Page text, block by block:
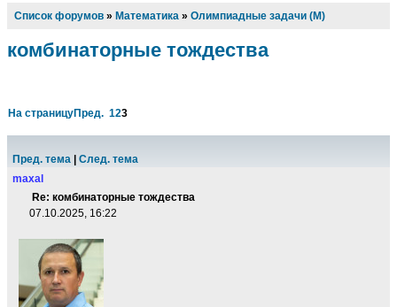
Список форумов » Математика » Олимпиадные задачи (М)
комбинаторные тождества
На страницуПред. 123
Пред. тема
След. тема
maxal
Re: комбинаторные тождества
07.10.2025, 16:22